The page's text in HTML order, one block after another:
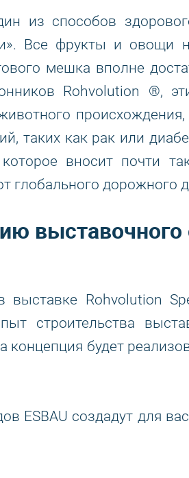
из способов
Все фрукты и овощи
мешка вполне
Rohvolution ®,
таких как рак или
вносит почти
глобального дорожного
выставочного
выставке Rohvolution
строительства
концепция будет
ESBAU создадут для